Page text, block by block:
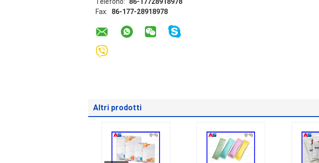
Fax:
86-177-28918978
Altri prodotti